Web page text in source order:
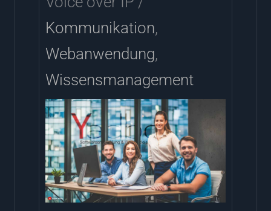
Kommunikation,
Webanwendung,
Wissensmanagement